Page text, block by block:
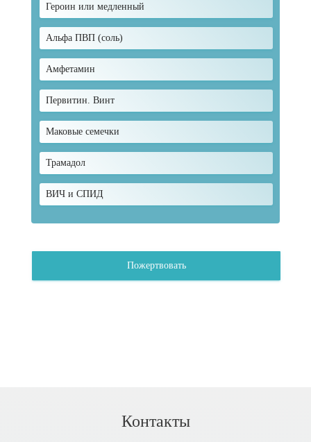
Героин или медленный
Альфа ПВП (соль)
Амфетамин
Первитин. Винт
Маковые семечки
Трамадол
ВИЧ и СПИД
Пожертвовать
Контакты